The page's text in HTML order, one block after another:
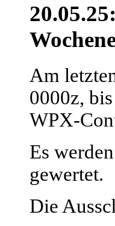
Am
0000z,
WPX-
Es
gewertet.
Die